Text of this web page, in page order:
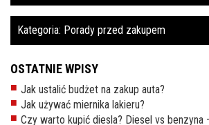
Kategoria: Porady przed zakupem
OSTATNIE WPISY
Jak ustalić budżet na zakup auta?
Jak używać miernika lakieru?
Czy warto kupić diesla? Diesel vs benzyna